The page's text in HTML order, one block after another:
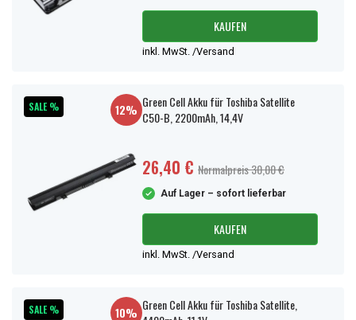
KAUFEN
inkl. MwSt. /Versand
SALE % 12% Green Cell Akku für Toshiba Satellite
C50-B, 2200mAh, 14,4V
26,40 € Normalpreis 30,00 €
Auf Lager – sofort lieferbar
KAUFEN
inkl. MwSt. /Versand
SALE % 10% Green Cell Akku für Toshiba Satellite,